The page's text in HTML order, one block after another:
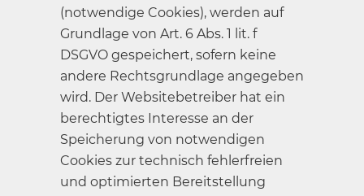
(notwendige Cookies), werden auf
Grundlage von Art. 6 Abs. 1 lit. f
DSGVO gespeichert, sofern keine
andere Rechtsgrundlage angegeben
wird. Der Websitebetreiber hat ein
berechtigtes Interesse an der
Speicherung von notwendigen
Cookies zur technisch fehlerfreien
und optimierten Bereitstellung